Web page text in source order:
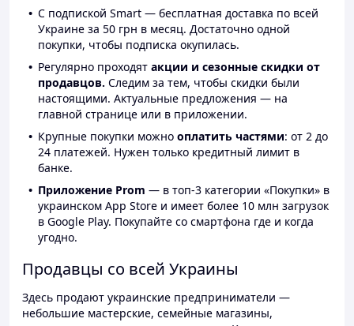
С подпиской Smart — бесплатная доставка по всей
Украине за 50 грн в месяц. Достаточно одной
покупки, чтобы подписка окупилась.
Регулярно проходят акции и сезонные скидки от
продавцов. Следим за тем, чтобы скидки были
настоящими. Актуальные предложения — на
главной странице или в приложении.
Крупные покупки можно оплатить частями: от 2 до
24 платежей. Нужен только кредитный лимит в
банке.
Приложение Prom — в топ-3 категории «Покупки» в
украинском App Store и имеет более 10 млн загрузок
в Google Play. Покупайте со смартфона где и когда
угодно.
Продавцы со всей Украины
Здесь продают украинские предприниматели —
небольшие мастерские, семейные магазины,